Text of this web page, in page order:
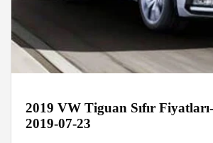
2019 VW Tiguan Sıfır
2019-07-23